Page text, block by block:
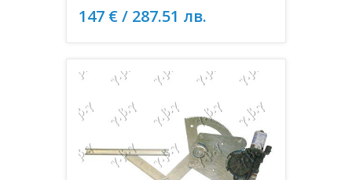
147 € / 287.51 лв.